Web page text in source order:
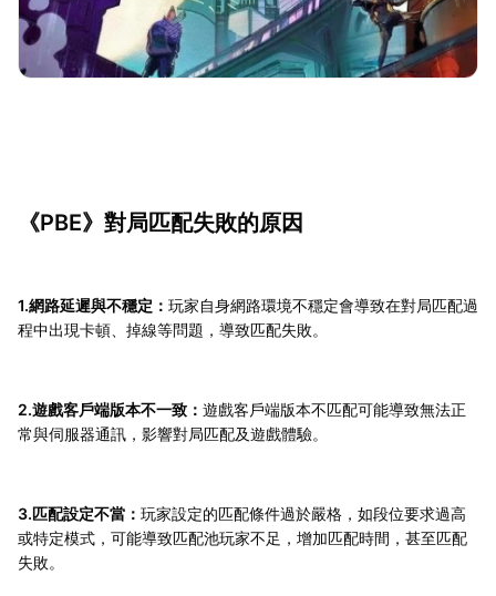
《PBE》對局匹配失敗的原因
1.網路延遲與不穩定： 玩家自身網路環境不穩定會導致在對局匹配過
程中出現卡頓、掉線等問題，導致匹配失敗。
2.遊戲客戶端版本不一致： 遊戲客戶端版本不匹配可能導致無法正
常與伺服器通訊，影響對局匹配及遊戲體驗。
3.匹配設定不當： 玩家設定的匹配條件過於嚴格，如段位要求過高
或特定模式，可能導致匹配池玩家不足，增加匹配時間，甚至匹配
失敗。